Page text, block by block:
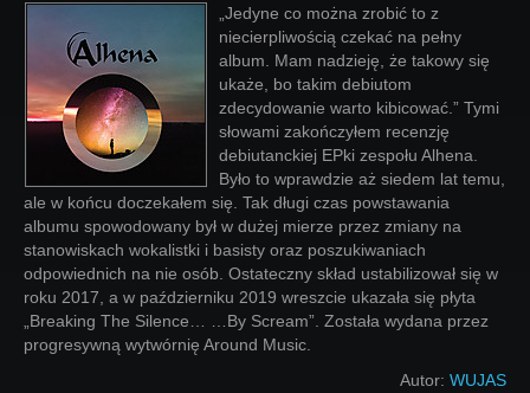
„Jedyne co można zrobić to z
niecierpliwością czekać na pełny
album. Mam nadzieję, że takowy się
ukaże, bo takim debiutom
zdecydowanie warto kibicować.” Tymi
słowami zakończyłem recenzję
debiutanckiej EPki zespołu Alhena.
Było to wprawdzie aż siedem lat temu,
ale w końcu doczekałem się. Tak długi czas powstawania
albumu spowodowany był w dużej mierze przez zmiany na
stanowiskach wokalistki i basisty oraz poszukiwaniach
odpowiednich na nie osób. Ostateczny skład ustabilizował się w
roku 2017, a w październiku 2019 wreszcie ukazała się płyta
„Breaking The Silence… …By Scream”. Została wydana przez
progresywną wytwórnię Around Music.
Autor: WUJAS